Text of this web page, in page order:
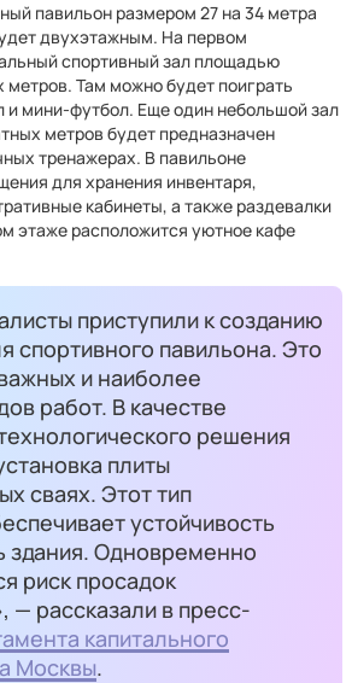
павильон размером 27 на 34 метра
двухэтажным. На первом
спортивный зал площадью
метров. Там можно будет поиграть
и мини-футбол. Еще один небольшой зал
метров будет предназначен
тренажерах. В павильоне
для хранения инвентаря,
кабинеты, а также раздевалки
этаже расположится уютное кафе
приступили к созданию
спортивного павильона. Это
и наиболее
работ. В качестве
решения
плиты
сваях. Этот тип
устойчивость
здания. Одновременно
риск просадок
— рассказали в пресс-
капитального
Москвы.